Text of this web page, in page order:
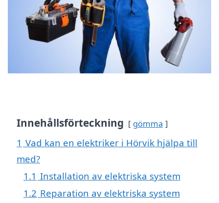
Innehållsförteckning gömma
1 Vad kan en elektriker i Hörvik hjälpa till
med?
1.1 Installation av elektriska system
1.2 Reparation av elektriska system